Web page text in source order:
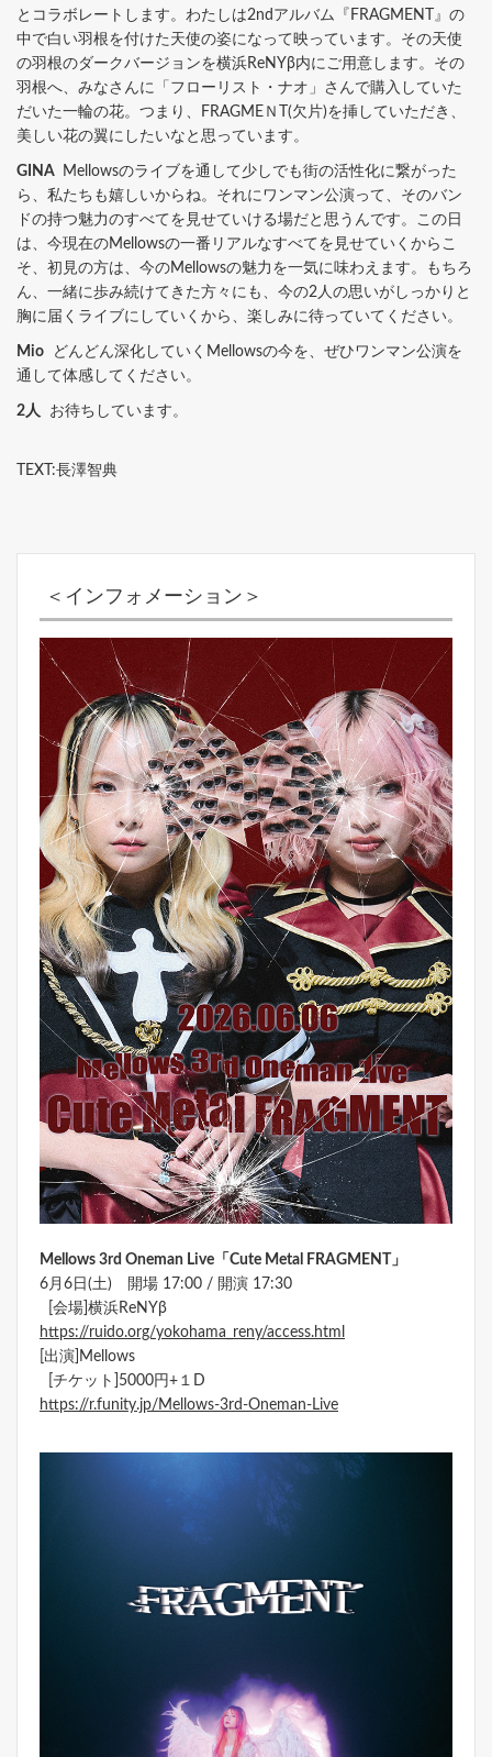
とコラボレートします。わたしは2ndアルバム『FRAGMENT』の
中で白い羽根を付けた天使の姿になって映っています。その天使
の羽根のダークバージョンを横浜ReNYβ内にご用意します。その
羽根へ、みなさんに「フローリスト・ナオ」さんで購入していた
だいた一輪の花。つまり、FRAGMEＮT(欠片)を挿していただき、
美しい花の翼にしたいなと思っています。
GINA
Mellowsのライブを通して少しでも街の活性化に繋がった
ら、私たちも嬉しいからね。それにワンマン公演って、そのバン
ドの持つ魅力のすべてを見せていける場だと思うんです。この日
は、今現在のMellowsの一番リアルなすべてを見せていくからこ
そ、初見の方は、今のMellowsの魅力を一気に味わえます。もちろ
ん、一緒に歩み続けてきた方々にも、今の2人の思いがしっかりと
胸に届くライブにしていくから、楽しみに待っていてください。
Mio どんどん深化していくMellowsの今を、ぜひワンマン公演を
通して体感してください。
2人 お待ちしています。
TEXT:長澤智典
＜インフォメーション＞
Mellows 3rd Oneman Live「Cute Metal FRAGMENT」
6月6日(土) 開場 17:00 / 開演 17:30
[会場]横浜ReNYβ
https://ruido.org/yokohama_reny/access.html
[出演]Mellows
[チケット]5000円+１D
https://r.funity.jp/Mellows-3rd-Oneman-Live